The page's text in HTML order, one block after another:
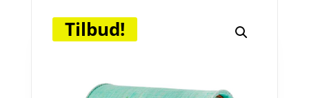
Tilbud!